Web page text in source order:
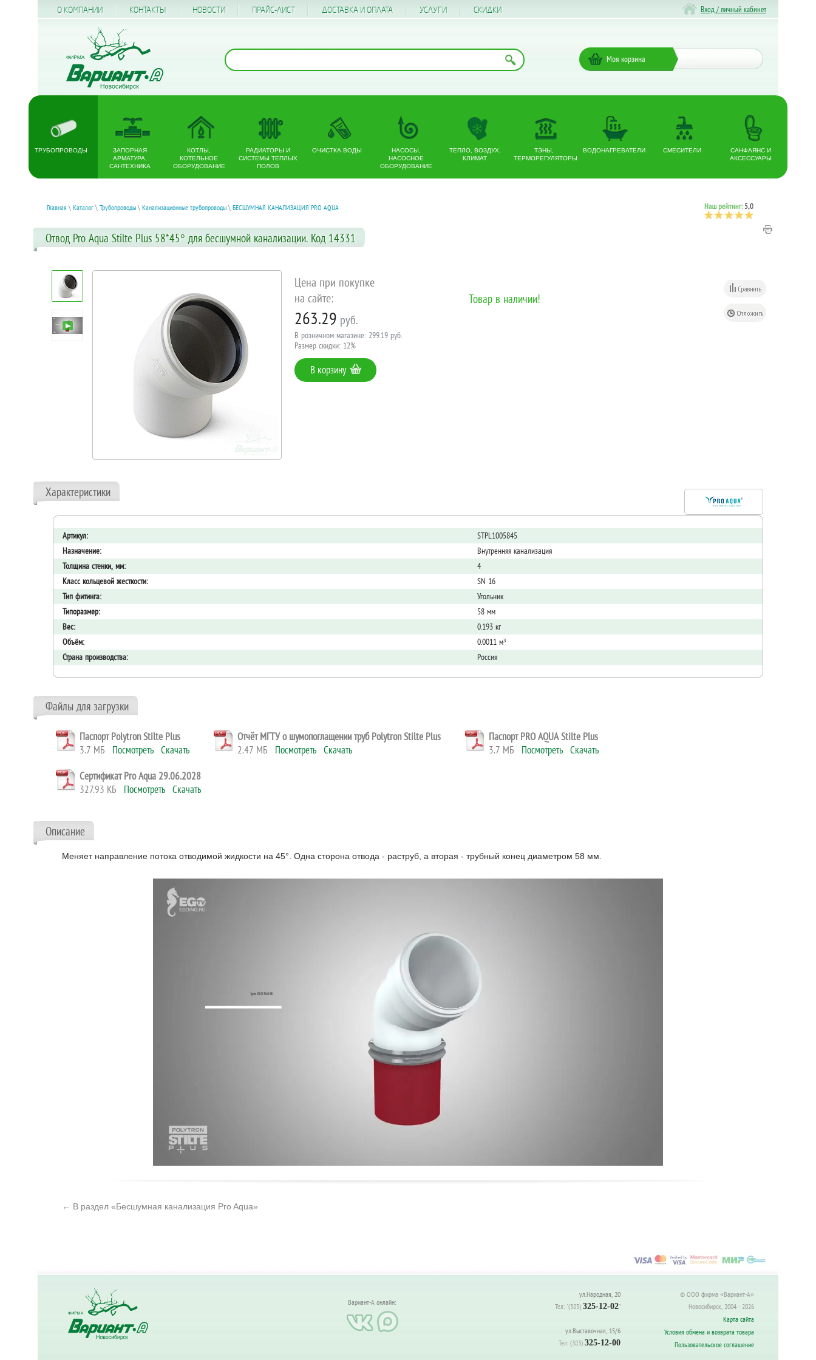
О КОМПАНИИ КОНТАКТЫ НОВОСТИ ПРАЙС-ЛИСТ ДОСТАВКА И ОПЛАТА УСЛУГИ CКИДКИ Вход / личный кабинет
Моя корзина
ТРУБОПРОВОДЫ
ЗАПОРНАЯ
АРМАТУРА,
САНТЕХНИКА
КОТЛЫ,
КОТЕЛЬНОЕ
ОБОРУДОВАНИЕ
РАДИАТОРЫ И
СИСТЕМЫ ТЕПЛЫХ
ПОЛОВ
ОЧИСТКА ВОДЫ
НАСОСЫ,
НАСОСНОЕ
ОБОРУДОВАНИЕ
ТЕПЛО, ВОЗДУХ,
КЛИМАТ
ТЭНЫ,
ТЕРМОРЕГУЛЯТОРЫ
ВОДОНАГРЕВАТЕЛИ СМЕСИТЕЛИ
САНФАЯНС И
АКСЕССУАРЫ
Главная \ Каталог \ Трубопроводы \ Канализационные трубопроводы \ БЕСШУМНАЯ КАНАЛИЗАЦИЯ PRO AQUA
Отвод Pro Aqua Stilte Plus 58*45° для бесшумной канализации. Код 14331
Товар в наличии!
Российская бесшумная канализация Polytron Stilte Plus
Цена при покупке
на сайте:
263.29 руб.
В розничном магазине: 299.19 руб.
Размер скидки: 12%
В корзину
Характеристики
Артикул:
STPL1005845
Назначение:
Внутренняя канализация
Толщина стенки, мм:
4
Класс кольцевой жесткости:
SN 16
Тип фитинга:
Угольник
Типоразмер:
58 мм
Вес:
0.193 кг
Объём:
0.0011 м³
Страна производства:
Россия
Файлы для загрузки
Паспорт Polytron Stilte Plus
3.7 МБ Посмотреть Скачать
Отчёт МГТУ о шумопоглащении труб Polytron Stilte Plus
2.47 МБ Посмотреть Скачать
Паспорт PRO AQUA Stilte Plus
3.7 МБ Посмотреть Скачать
Сертификат Pro Aqua 29.06.2028
327.93 КБ Посмотреть Скачать
Описание
Меняет направление потока отводимой жидкости на 45°. Одна сторона отвода - раструб, а вторая - трубный конец диаметром 58 мм.
← В раздел «Бесшумная канализация Pro Aqua»
Вариант-А онлайн:
ул.Народная, 20
Тел: "(383) 325-12-02"
ул.Выставочная, 15/6
Тел: (383) 325-12-00
© ООО фирма «Вариант-А»
Новосибирск, 2004 - 2026
Карта сайта
Условия обмена и возврата товара
Пользовательское соглашение